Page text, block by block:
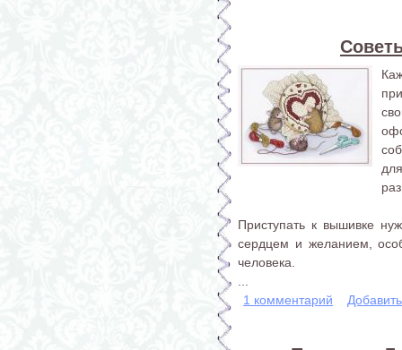
Приступать к вышивке
сердцем и желанием,
человека.
1 комментарий